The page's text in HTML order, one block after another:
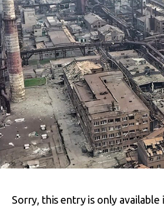
Sorry, this entry is only available